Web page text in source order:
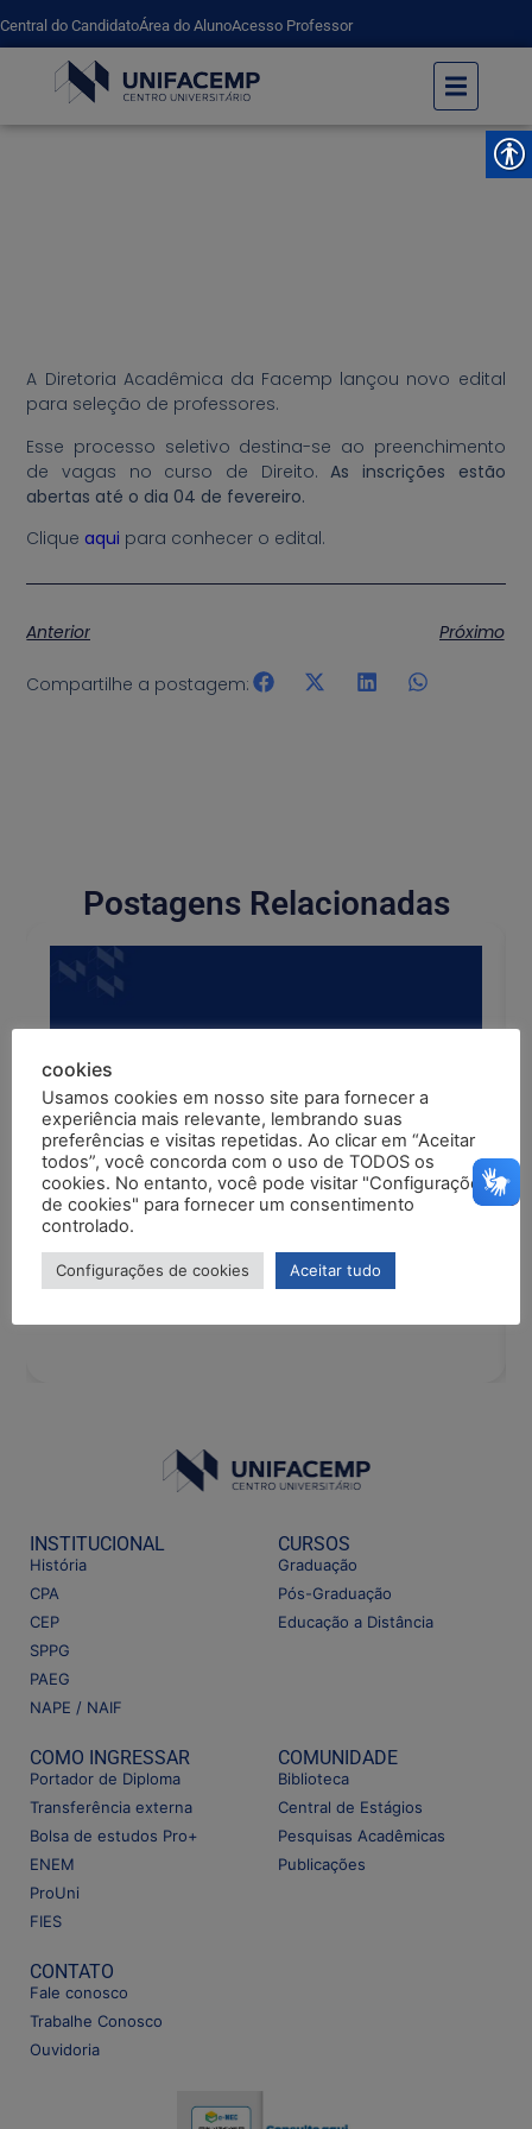
Central do CandidatoÁrea do AlunoAcesso Professor
A Diretoria Acadêmica da Facemp lançou novo edital
para seleção de professores.
Esse processo seletivo destina-se ao preenchimento
de vagas no curso de Direito.As inscrições estão
abertas até o dia 04 de fevereiro.
Cliqueaqui para conhecer o edital.
Anterior Próximo
Compartilhe a postagem:
Postagens Relacionadas
04/08/2026Edital
EDITAL DE RETIFICAÇÃO: ALTERAÇÃO DO
CRONOGRAMA DOS RESULTADOS
INSTITUCIONAL
História
CPA
CEP
SPPG
PAEG
NAPE / NAIF
CURSOS
Graduação
Pós-Graduação
Educação a Distância
COMO INGRESSAR
Portador de Diploma
Transferência externa
Bolsa de estudos Pro+
ENEM
ProUni
FIES
COMUNIDADE
Biblioteca
Central de Estágios
Pesquisas Acadêmicas
Publicações
CONTATO
Fale conosco
Trabalhe Conosco
Ouvidoria
cookies
Usamos cookies em nosso site para fornecer a
experiência mais relevante, lembrando suas
preferências e visitas repetidas. Ao clicar em “Aceitar
todos”, você concorda com o uso de TODOS os
cookies. No entanto, você pode visitar "Configurações
de cookies" para fornecer um consentimento
controlado.
Configurações de cookies Aceitar tudo